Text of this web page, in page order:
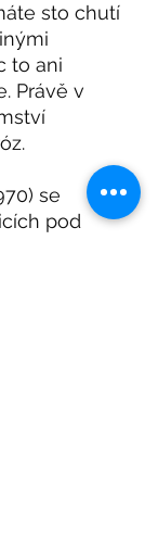
sto chutí
to ani
Právě v
se
pod